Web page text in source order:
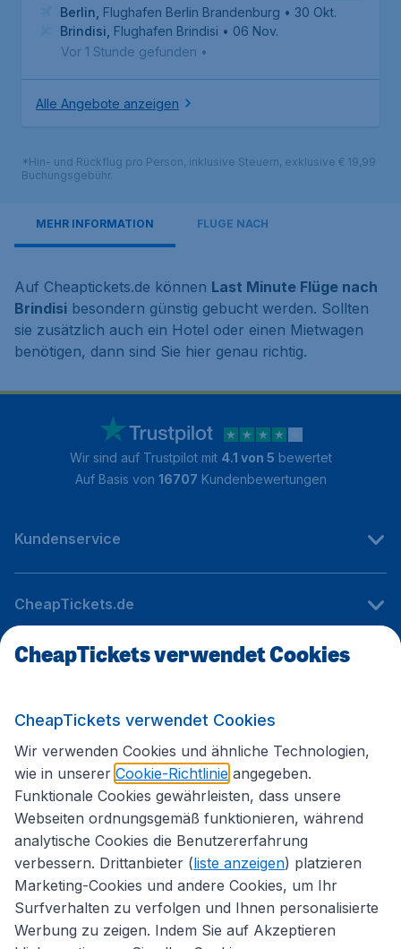
Berlin Flughafen Berlin Brandenburg • 30 Okt.
Brindisi Flughafen Brindisi • 06 Nov.
Vor 1 Stunde gefunden •
Alle Angebote anzeigen
*Hin- und Rückflug pro Person, inklusive Steuern, exklusive € 19,99
Buchungsgebühr.
MEHR INFORMATION FLÜGE NACH
Auf Cheaptickets.de können Last Minute Flüge nach
Brindisi besondern günstig gebucht werden. Sollten
sie zusätzlich auch ein Hotel oder einen Mietwagen
benötigen, dann sind Sie hier genau richtig.
Wir sind auf Trustpilot mit 4.1 von 5 bewertet
Auf Basis von 16707 Kundenbewertungen
Kundenservice
CheapTickets.de
Internationale Webseiten
Folgen Sie uns:
CheapTickets verwendet Cookies
CheapTickets verwendet Cookies
Wir verwenden Cookies und ähnliche Technologien,
wie in unserer Cookie-Richtlinie angegeben.
Funktionale Cookies gewährleisten, dass unsere
Webseiten ordnungsgemäß funktionieren, während
analytische Cookies die Benutzererfahrung
verbessern. Drittanbieter (liste anzeigen) platzieren
Marketing-Cookies und andere Cookies, um Ihr
Surfverhalten zu verfolgen und Ihnen personalisierte
Werbung zu zeigen. Indem Sie auf Akzeptieren